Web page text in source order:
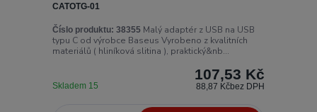
CATOTG-01
Číslo produktu: 38355 Malý adaptér z USB na USB
typu C od výrobce Baseus Vyrobeno z kvalitních
materiálů ( hliníková slitina ), praktický&nb...
107,53 Kč
88,87 Kčbez DPH
Skladem 15